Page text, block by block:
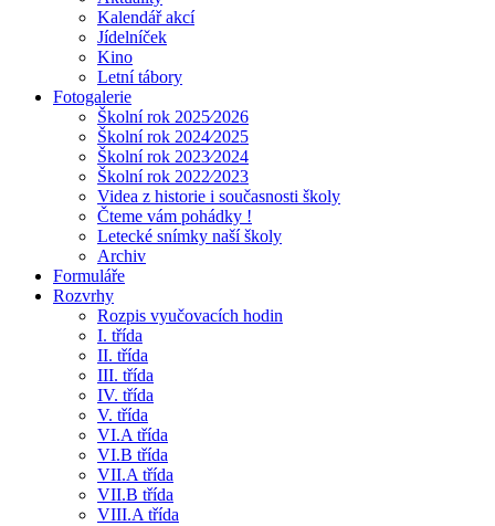
Kalendář akcí
Jídelníček
Kino
Letní tábory
Fotogalerie
Školní rok 2025⁄2026
Školní rok 2024⁄2025
Školní rok 2023⁄2024
Školní rok 2022⁄2023
Videa z historie i současnosti školy
Čteme vám pohádky !
Letecké snímky naší školy
Archiv
Formuláře
Rozvrhy
Rozpis vyučovacích hodin
I. třída
II. třída
III. třída
IV. třída
V. třída
VI.A třída
VI.B třída
VII.A třída
VII.B třída
VIII.A třída